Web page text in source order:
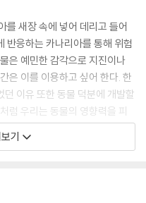
결코 물려주고 싶지 않을 유전
백신의 개발까지……. 이 모든
: 72쪽」중에서
면에서는 가족의 의미에 가까
의 건강에 관심을 기울이고, 질
그랬듯 동물은 받은 사랑을 다
을 치료하는 바탕이 되어, 결국
쪽」중에서
를 새장 속에 넣어 데리고 들어
반응하는 카나리아를 통해 위험
은 예민한 감각으로 지진이나
은 이를 이용하고 싶어 한다. 한
이유 또한 동물 덕분에 개발할
럼 우리는 동물의 영향력을 피
리고 있는 건강한 삶 뒤에는 많
.
대가 교차하는 가운데 인간과
기